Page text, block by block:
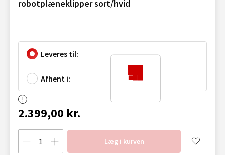
robotplæneklipper sort/hvid
Leveres til:
Afhent i:
2.399,00 kr.
Læg i kurven